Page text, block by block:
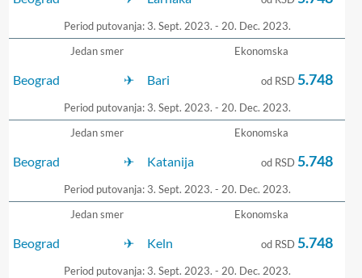
Period putovanja: 3. Sept. 2023. - 20. Dec. 2023.
Jedan smer
Beograd Bari
Ekonomska
Period putovanja: 3. Sept. 2023. - 20. Dec. 2023.
od RSD5.748
Jedan smer
Beograd Katanija
Ekonomska
Period putovanja: 3. Sept. 2023. - 20. Dec. 2023.
od RSD5.748
Jedan smer
Beograd Keln
Ekonomska
Period putovanja: 3. Sept. 2023. - 20. Dec. 2023.
od RSD5.748